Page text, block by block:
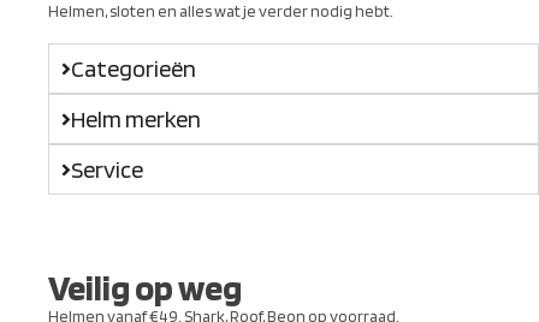
Helmen, sloten en alles wat je verder nodig hebt.
Categorieën
Helm merken
Service
Veilig op weg
Helmen vanaf €49. Shark, Roof, Beon op voorraad.